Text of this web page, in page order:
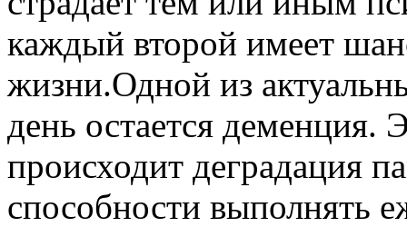
каждый второй имеет
жизни.Одной из
день остается деменция.
происходит деградация
способности выполнять